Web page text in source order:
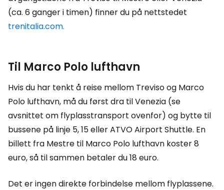
(ca. 6 ganger i timen) finner du på nettstedet
trenitalia.com.
Til Marco Polo lufthavn
Hvis du har tenkt å reise mellom Treviso og Marco
Polo lufthavn, må du først dra til Venezia (se
avsnittet om flyplasstransport ovenfor) og bytte til
bussene på linje 5, 15 eller ATVO Airport Shuttle. En
billett fra Mestre til Marco Polo lufthavn koster 8
euro, så til sammen betaler du 18 euro.
Det er ingen direkte forbindelse mellom flyplassene.